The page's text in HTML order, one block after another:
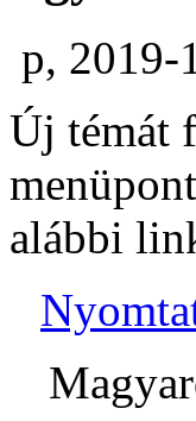
p, 2019-
Új témát
alábbi